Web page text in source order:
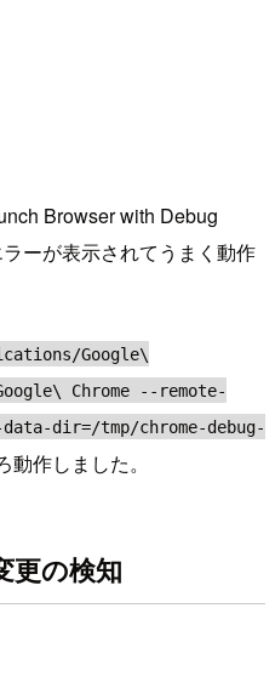
Browser with Debug
ーが表示されてうまく動作
Google\
Chrome --remote-
dir=/tmp/chrome-debug-
作しました。
更の検知